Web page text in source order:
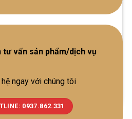
tư vấn sản phẩm/dịch vụ
ngay với chúng tôi
0937.862.331